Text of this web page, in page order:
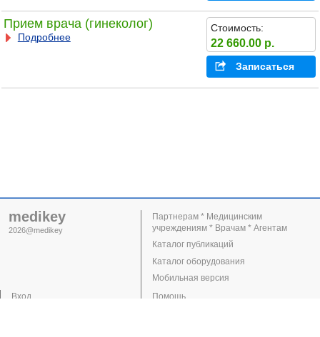
Прием врача (гинеколог)
Подробнее
Стоимость:
22 660.00 р.
Записаться
medikey
2026@medikey
Вход
Партнерам * Медицинским
учреждениям * Врачам * Агентам
Каталог публикаций
Каталог оборудования
Мобильная версия
Помощь